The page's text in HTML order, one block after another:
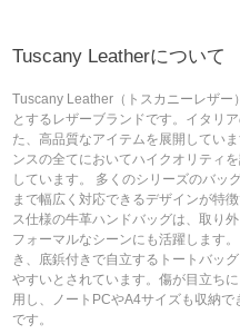
Tuscany Leatherについて
Tuscany Leather（トスカニーレザー
とするレザーブランドです。イタリ
た、高品質なアイテムを展開してい
ンスの全てにおいてハイクオリティ
しています。 多くのシリーズのバッ
まで幅広く対応できるデザインが特
ス仕様の牛革ハンドバッグは、取り
フォーマルなシーンにも活躍します
き、底鋲付きで自立するトートバッ
やすいとされています。傷が目立ち
用し、ノートPCやA4サイズも収納
です。